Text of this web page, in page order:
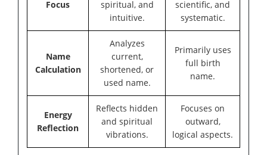
Focus
spiritual, and
intuitive.
scientific, and
systematic.
Name
Calculation
Analyzes
current,
shortened, or
used name.
Primarily uses
full birth
name.
Energy
Reflection
Reflects hidden
and spiritual
vibrations.
Focuses on
outward,
logical aspects.